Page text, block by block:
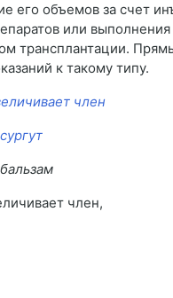
его объемов за счет
или
трансплантации.
к такому типу.
член
член,